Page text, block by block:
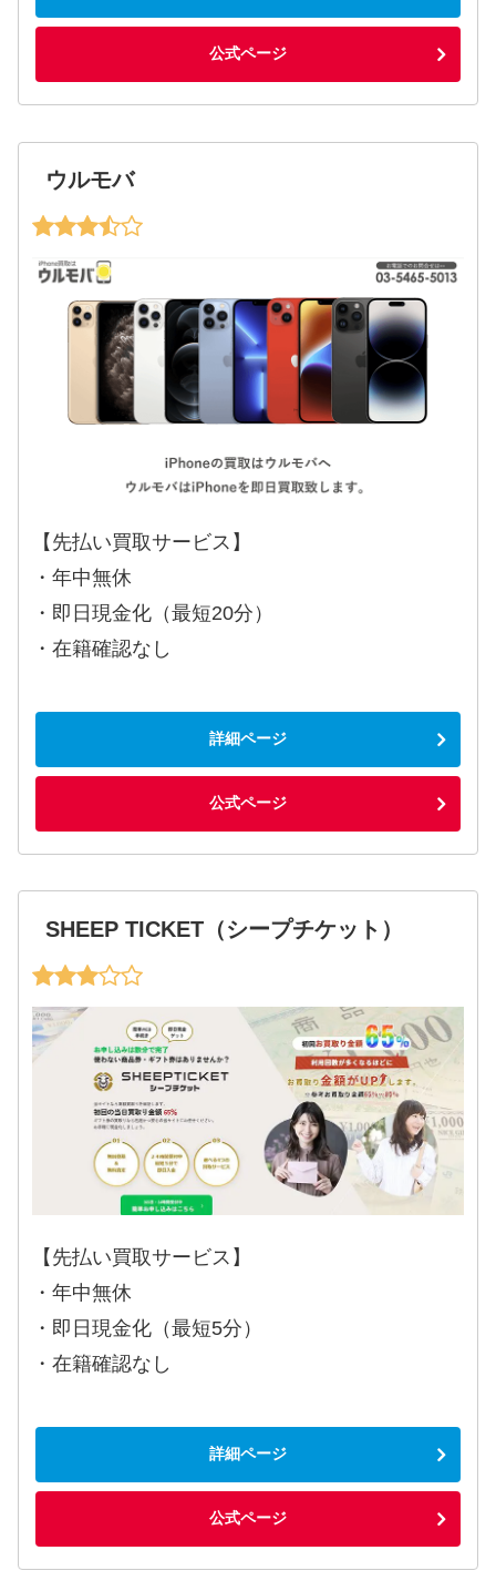
公式ページ
ウルモバ
【先払い買取サービス】
・年中無休
・即日現金化（最短20分）
・在籍確認なし
詳細ページ
公式ページ
SHEEP TICKET（シープチケット）
【先払い買取サービス】
・年中無休
・即日現金化（最短5分）
・在籍確認なし
詳細ページ
公式ページ